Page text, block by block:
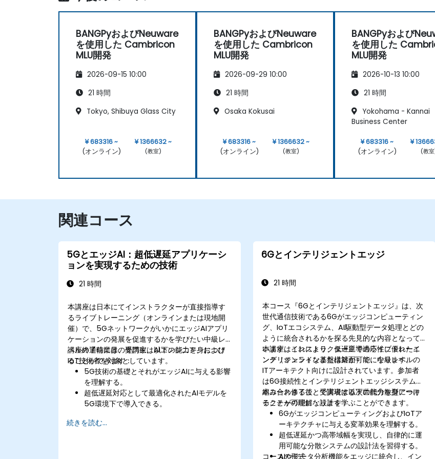
BANGPyおよびNeuware
を使用した Cambricon
MLU開発
2026-09-15 10:00
21 時間
Tokyo, Shibuya Glass City
¥ 683316 ~
(オンライン)
¥ 1366632 ~
(教室)
BANGPyおよびNeuware
を使用した Cambricon
MLU開発
2026-09-29 10:00
21 時間
Osaka Kokusai
¥ 683316 ~
(オンライン)
¥ 1366632 ~
(教室)
BANGPyおよび
を使用した
MLU開発
2026-10-13 10:00
21 時間
Yokohama - Kannai
Business Center
¥ 683316 ~
(オンライン)
¥
(教
関連コース
5GとエッジAI：超低遅延アプリケーシ
ョンを実現するための技術
21 時間
本講座は日本にてインストラクターが直接指導す
るライブトレーニング（オンラインまたは現地開
催）で、5GネットワークがいかにエッジAIアプリ
ケーションの発展を促進するかを学びたい中級レ
ベルの通信業界の専門家、AIエンジニア、および
IoT技術者を対象としています。
講座終了時には、受講生は以下の能力を身につけ
ることができます：
5G技術の基礎とそれがエッジAIに与える影響
を理解する。
超低遅延対応として最適化されたAIモデルを
5G環境下で導入できる。
意思決定システムを実装できる。
続きを読む...
6Gとインテリジェントエッジ
21 時間
本コース『6Gとインテリジェントエッジ』は、次
世代通信技術である6Gがエッジコンピューティン
グ、IoTエコシステム、AI駆動型データ処理とどの
ように統合されるかを探る先見的な内容となって
います。これにより、低遅延で適応性に優れたイ
ンテリジェントな基盤構築が可能になります。
本講座はインストラクター主導のライブトレーニ
ング（オンラインまたは対面）で、中級レベルの
ITアーキテクト向けに設計されています。参加者
は6G接続性とインテリジェントエッジシステムが
組み合わさることで実現する次世代分散型アーキ
テクチャの理解・設計を学ぶことができます。
本コース修了後、受講者は以下の能力を身につけ
ることが可能になります：
6GがエッジコンピューティングおよびIoTア
ーキテクチャに与える変革効果を理解する。
超低遅延かつ高帯域幅を実現し、自律的に運
用可能な分散システムの設計法を習得する。
AIやデータ分析機能をエッジに統合し、イン
コースの形式